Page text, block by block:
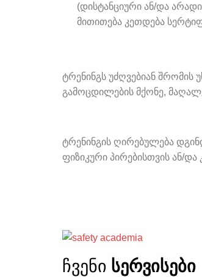
(დისტანციური ან/და
მითითება კეთდება
ტრენინგს უძღვებიან
გამოცდილების მქონე,
ტრენინგის ღირებულება
ფიზიკური პირებისთვის ან/და
ჩვენი სერვისები